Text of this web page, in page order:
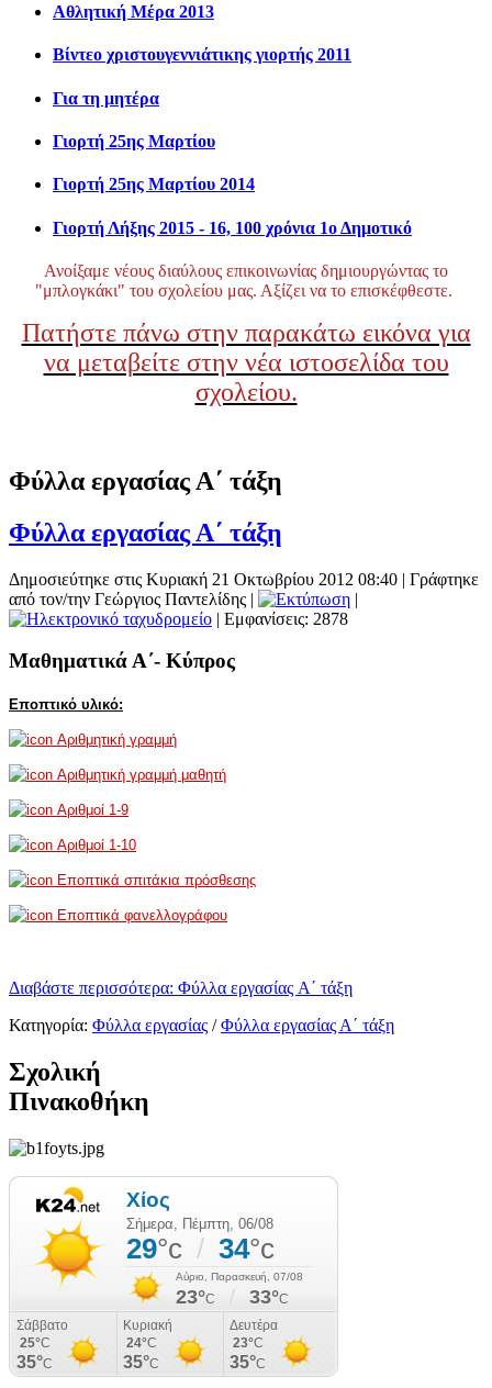
Αθλητική Μέρα 2013
Βίντεο χριστουγεννιάτικης γιορτής 2011
Για τη μητέρα
Γιορτή 25ης Μαρτίου
Γιορτή 25ης Μαρτίου 2014
Γιορτή Λήξης 2015 - 16, 100 χρόνια 1ο Δημοτικό
Ανοίξαμε νέους διαύλους επικοινωνίας δημιουργώντας το
"μπλογκάκι" του σχολείου μας. Αξίζει να το επισκέφθεστε.
Πατήστε πάνω στην παρακάτω εικόνα για
να μεταβείτε στην νέα ιστοσελίδα του
σχολείου.
Φύλλα εργασίας Α΄ τάξη
Φύλλα εργασίας Α΄ τάξη
Δημοσιεύτηκε στις Κυριακή 21 Οκτωβρίου 2012 08:40 | Γράφτηκε
από τον/την Γεώργιος Παντελίδης |
|
| Εμφανίσεις: 2878
Μαθηματικά Α΄- Κύπρος
Εποπτικό υλικό:
Αριθμητική γραμμή
Αριθμητική γραμμή μαθητή
Αριθμοί 1-9
Αριθμοί 1-10
Εποπτικά σπιτάκια πρόσθεσης
Εποπτικά φανελλογράφου
Διαβάστε περισσότερα: Φύλλα εργασίας Α΄ τάξη
Κατηγορία: Φύλλα εργασίας /Φύλλα εργασίας Α΄ τάξη
Σχολική
Πινακοθήκη